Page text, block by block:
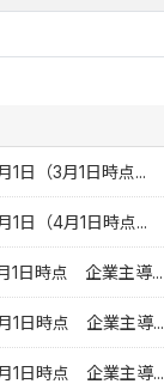
日（3月1日時点...
日（4月1日時点...
1日時点 企業主導...
1日時点 企業主導...
1日時点 企業主導...